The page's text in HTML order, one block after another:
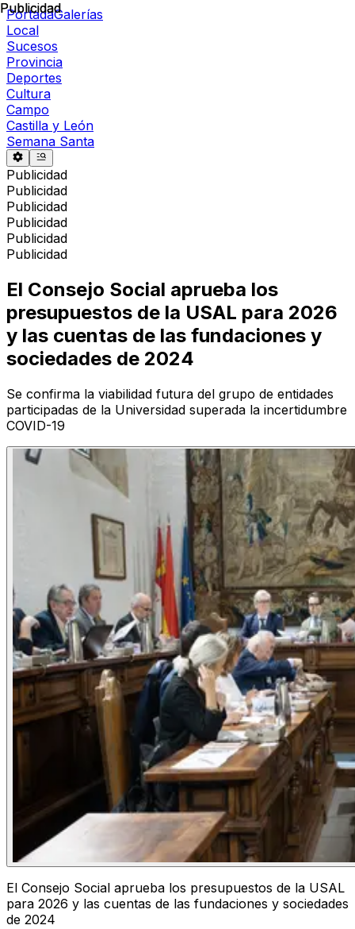
PortadaGalerías
Local
Sucesos
Provincia
Deportes
Cultura
Campo
Castilla y León
Semana Santa
Publicidad
Publicidad
Publicidad
Publicidad
Publicidad
Publicidad
Publicidad
El Consejo Social aprueba los
presupuestos de la USAL para 2026
y las cuentas de las fundaciones y
sociedades de 2024
Se confirma la viabilidad futura del grupo de entidades
participadas de la Universidad superada la incertidumbre
COVID-19
El Consejo Social aprueba los presupuestos de la USAL
para 2026 y las cuentas de las fundaciones y sociedades
de 2024
Publicidad